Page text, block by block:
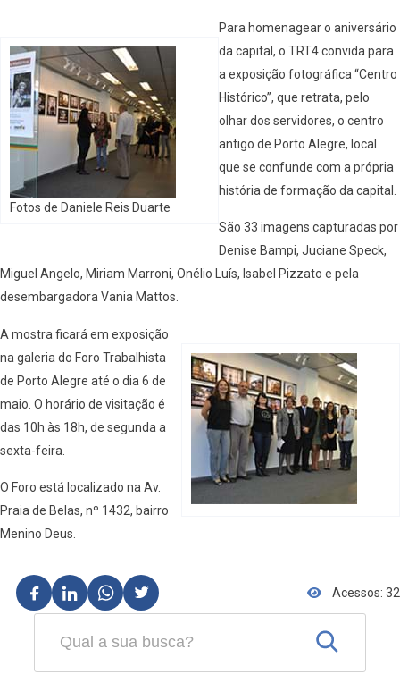
Fotos de Daniele Reis Duarte
Para homenagear o aniversário
da capital, o TRT4 convida para
a exposição fotográfica “Centro
Histórico”, que retrata, pelo
olhar dos servidores, o centro
antigo de Porto Alegre, local
que se confunde com a própria
história de formação da capital.
São 33 imagens capturadas por
Denise Bampi, Juciane Speck,
Miguel Angelo, Miriam Marroni, Onélio Luís, Isabel Pizzato e pela
desembargadora Vania Mattos.
A mostra ficará em exposição
na galeria do Foro Trabalhista
de Porto Alegre até o dia 6 de
maio. O horário de visitação é
das 10h às 18h, de segunda a
sexta-feira.
O Foro está localizado na Av.
Praia de Belas, nº 1432, bairro
Menino Deus.
Acessos: 32